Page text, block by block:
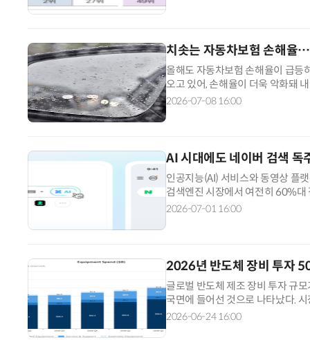
치솟는 자동차보험 손해율
올해도 자동차보험 손해율이 급등
오고 있어, 손해율이 더욱 악화돼
다. 8일 손해보험업계에 따르면
2026-07-08 16:00
AI 시대에도 네이버 검색 독
인공지능(AI) 서비스와 동영상 플
검색엔진 시장에서 여전히 60%대
월 1일부터 6월 29일까지 검색엔
2026-07-01 16:00
2026년 반도체 장비 투자
글로벌 반도체 제조 장비 투자 규
국면에 들어선 것으로 나타났다.
'2026 Semiconductor Outlook
2026-06-24 16:00